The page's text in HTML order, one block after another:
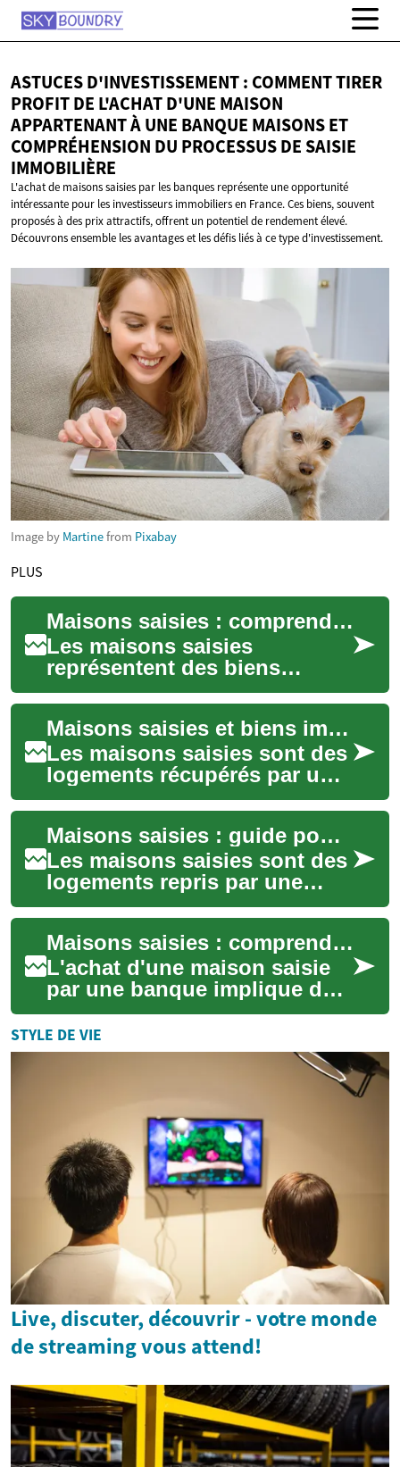
ASTUCES D'INVESTISSEMENT : COMMENT TIRER
PROFIT DE L'ACHAT D'UNE MAISON
APPARTENANT À UNE BANQUE MAISONS ET
COMPRÉHENSION DU PROCESSUS DE SAISIE
IMMOBILIÈRE
L'achat de maisons saisies par les banques représente une opportunité
intéressante pour les investisseurs immobiliers en France. Ces biens, souvent
proposés à des prix attractifs, offrent un potentiel de rendement élevé.
Découvrons ensemble les avantages et les défis liés à ce type d'investissement.
Image by Martinefrom Pixabay
PLUS
Maisons saisies : comprendre le processus et les enjeux
Les maisons saisies
représentent des biens
immobiliers récupérés par un
créancier, généralement une
banque, après le ...
Maisons saisies et biens immobiliers repris par la banque
Les maisons saisies sont des
logements récupérés par une
banque ou un créancier après
défaut de paiement du
propriéta...
Maisons saisies : guide pour acheteurs et investisseurs
Les maisons saisies sont des
logements repris par une
banque ou un créancier après
le non‑paiement d’un prêt.
Acheter...
Maisons saisies : comprendre l'achat de biens bancaires
L'achat d'une maison saisie
par une banque implique des
particularités juridiques,
financières et pratiques qui
diffè...
STYLE DE VIE
Live, discuter, découvrir - votre monde
de streaming vous attend!